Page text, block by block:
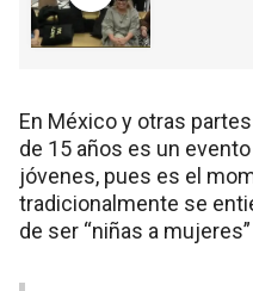
En México y otras
de 15 años es un
jóvenes, pues es el
tradicionalmente se
de ser “niñas a mujeres”